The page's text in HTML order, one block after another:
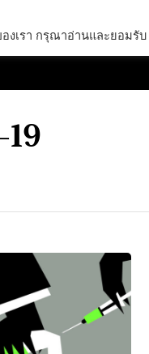
งเรา กรุณาอ่านและยอมรับ